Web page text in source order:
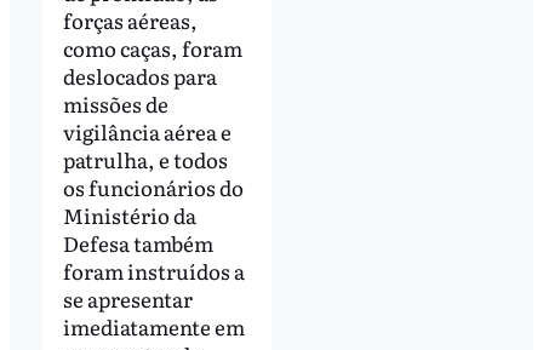
forças aéreas,
como caças, foram
deslocados para
missões de
vigilância aérea e
patrulha, e todos
os funcionários do
Ministério da
Defesa também
foram instruídos a
se apresentar
imediatamente em